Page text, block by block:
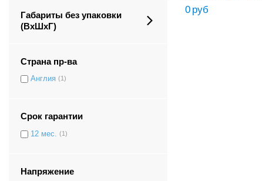
Габариты без упаковки
(ВxШxГ)
Страна пр-ва
Англия (1)
Срок гарантии
12 мес. (1)
Напряжение
0 руб